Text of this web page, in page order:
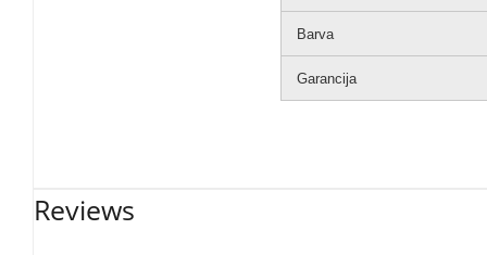
Barva
Garancija
Reviews